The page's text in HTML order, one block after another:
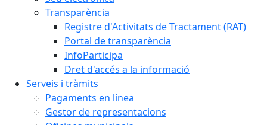
Transparència
Registre d'Activitats de Tractament (RAT)
Portal de transparència
InfoParticipa
Dret d'accés a la informació
Serveis i tràmits
Pagaments en línea
Gestor de representacions